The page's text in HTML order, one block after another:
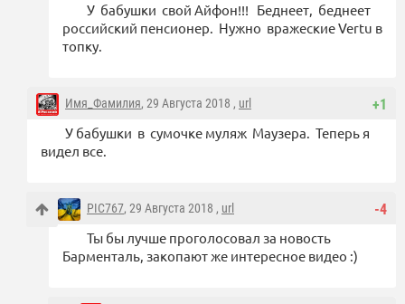
У бабушки свой Айфон!!! Беднеет, беднеет
российский пенсионер. Нужно вражеские Vertu в
топку.
+1
Имя_Фамилия, 29 Августа 2018 , url
У бабушки в сумочке муляж Маузера. Теперь я
видел все.
-4
PIC767, 29 Августа 2018 , url
Ты бы лучше проголосовал за новость
Барменталь, закопают же интересное видео :)